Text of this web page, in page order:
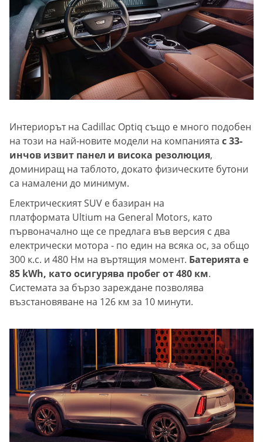
Интериорът на Cadillac Optiq също е много подобен
на този на най-новите модели на компанията с 33-
инчов извит панел и висока резолюция,
доминиращ на таблото, докато физическите бутони
са намалени до минимум.
Електрическият SUV е базиран на
платформата Ultium на General Motors, като
първоначално ще се предлага във версия с два
електрически мотора - по един на всяка ос, за общо
300 к.с. и 480 Нм на въртящия момент. Батерията е
85 kWh, като осигурява пробег от 480 км.
Системата за бързо зареждане позволява
възстановяване на 126 км за 10 минути.